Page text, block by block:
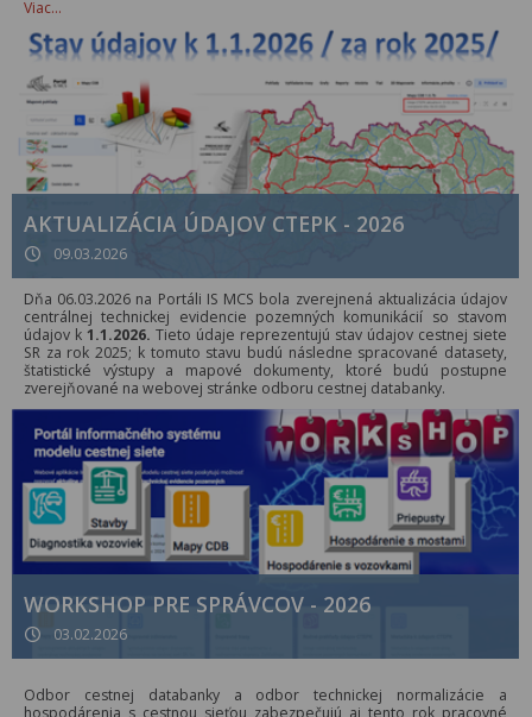
Viac…
AKTUALIZÁCIA ÚDAJOV CTEPK - 2026
09.03.2026
Dňa 06.03.2026 na Portáli IS MCS bola zverejnená aktualizácia údajov
centrálnej technickej evidencie pozemných komunikácií so stavom
údajov k 1.1.2026. Tieto údaje reprezentujú stav údajov cestnej siete
SR za rok 2025; k tomuto stavu budú následne spracované datasety,
štatistické výstupy a mapové dokumenty, ktoré budú postupne
zverejňované na webovej stránke odboru cestnej databanky.
WORKSHOP PRE SPRÁVCOV - 2026
03.02.2026
Odbor cestnej databanky a odbor technickej normalizácie a
hospodárenia s cestnou sieťou zabezpečujú aj tento rok pracovné